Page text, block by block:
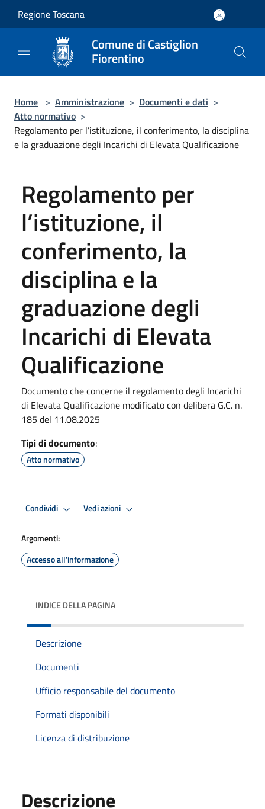
Regione Toscana
Comune di Castiglion
Fiorentino
Home > Amministrazione > Documenti e dati >
Atto normativo >
Regolamento per l’istituzione, il conferimento, la disciplina
e la graduazione degli Incarichi di Elevata Qualificazione
Regolamento per
l’istituzione, il
conferimento, la
disciplina e la
graduazione degli
Incarichi di Elevata
Qualificazione
Documento che concerne il regolamento degli Incarichi
di Elevata Qualificazione modificato con delibera G.C. n.
185 del 11.08.2025
Tipi di documento:
Atto normativo
Condividi Vedi azioni
Argomenti:
Accesso all'informazione
INDICE DELLA PAGINA
Descrizione
Documenti
Ufficio responsabile del documento
Formati disponibili
Licenza di distribuzione
Descrizione